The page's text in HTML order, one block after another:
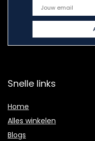
Snelle links
Home
Alles winkelen
Blogs